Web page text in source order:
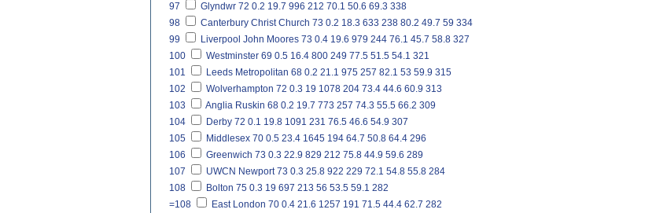
97
Glyndwr 72 0.2 19.7 996 212 70.1 50.6 69.3 338
98
Canterbury Christ Church 73 0.2 18.3 633 238 80.2 49.7 59 334
99
Liverpool John Moores 73 0.4 19.6 979 244 76.1 45.7 58.8 327
100
Westminster 69 0.5 16.4 800 249 77.5 51.5 54.1 321
101
Leeds Metropolitan 68 0.2 21.1 975 257 82.1 53 59.9 315
102
Wolverhampton 72 0.3 19 1078 204 73.4 44.6 60.9 313
103
Anglia Ruskin 68 0.2 19.7 773 257 74.3 55.5 66.2 309
104
Derby 72 0.1 19.8 1091 231 76.5 46.6 54.9 307
105
Middlesex 70 0.5 23.4 1645 194 64.7 50.8 64.4 296
106
Greenwich 73 0.3 22.9 829 212 75.8 44.9 59.6 289
107
UWCN Newport 73 0.3 25.8 922 229 72.1 54.8 55.8 284
108
Bolton 75 0.3 19 697 213 56 53.5 59.1 282
=108
East London 70 0.4 21.6 1257 191 71.5 44.4 62.7 282